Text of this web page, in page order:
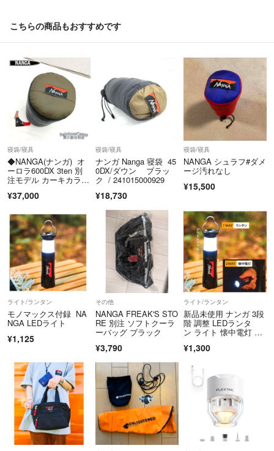
こちらの商品もおすすめです
寝袋/寝具
◆NANGA(ナンガ) オ
ーロラ600DX 3ten 別
注モデル カーキカラー
ズ) ［未使用品］
¥37,000
寝袋/寝具
ナンガ Nanga 寝袋 45
0DX/ダウン ブラッ
ク / 241015000929
¥18,730
寝袋/寝具
NANGA シュラフ#ダメ
ージ汚れなし
¥15,500
ライト/ランタン
モノマックス付録 NA
NGA LEDライト
¥1,125
その他
NANGA FREAK'S STO
RE 別注 ソフトクーラ
ーバッグ ブラック
¥3,790
ライト/ランタン
新品未使用 ナンガ 3段
階 調整 LEDランタ
ン ライト 懐中電灯 非
¥1,300